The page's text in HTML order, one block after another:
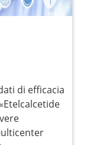
di efficacia